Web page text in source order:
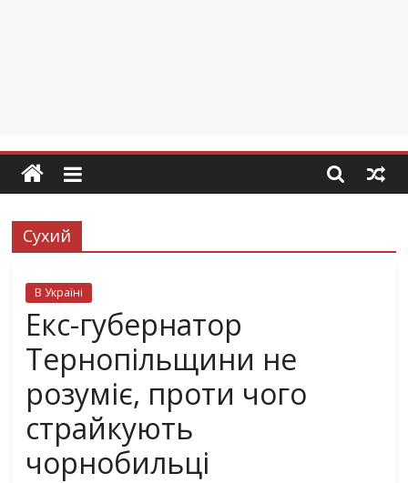
Сухий
В Україні
Екс-губернатор
Тернопільщини не
розуміє, проти чого
страйкують
чорнобильці